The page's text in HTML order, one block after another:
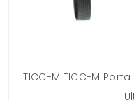
TICC-M TICC-M